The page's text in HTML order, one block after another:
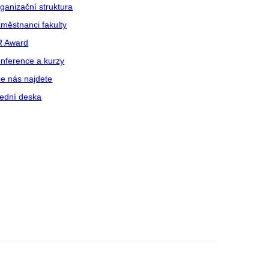
struktura
fakulty
Award
a kurzy
nás najdete
deska